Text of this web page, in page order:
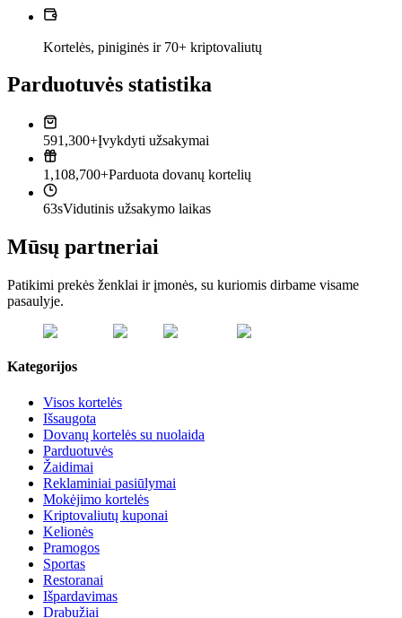
Kortelės, piniginės ir 70+ kriptovaliutų
Parduotuvės statistika
591,300+Įvykdyti užsakymai
1,108,700+Parduota dovanų kortelių
63sVidutinis užsakymo laikas
Mūsų partneriai
Patikimi prekės ženklai ir įmonės, su kuriomis dirbame visame
pasaulyje.
Kategorijos
Visos kortelės
Išsaugota
Dovanų kortelės su nuolaida
Parduotuvės
Žaidimai
Reklaminiai pasiūlymai
Mokėjimo kortelės
Kriptovaliutų kuponai
Kelionės
Pramogos
Sportas
Restoranai
Išpardavimas
Drabužiai